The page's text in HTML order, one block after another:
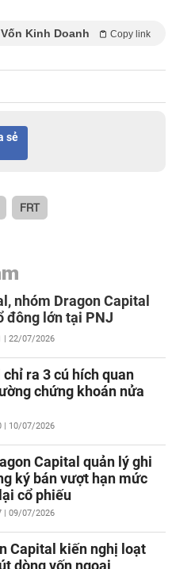
Kinh Doanh Copy link
sẻ
FRT
nhóm Dragon Capital
đông lớn tại PNJ
| 22/07/2026
ra 3 cú hích quan
chứng khoán nửa
| 10/07/2026
Capital quản lý ghi
ký bán vượt hạn mức
cổ phiếu
| 09/07/2026
Capital kiến nghị loạt
dòng vốn ngoại